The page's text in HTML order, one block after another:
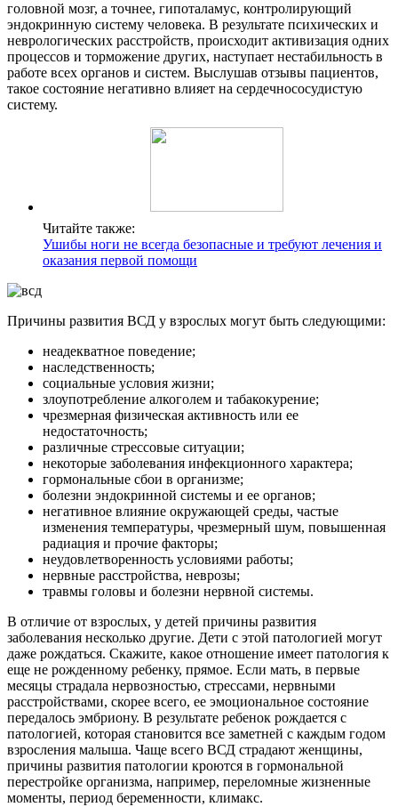
головной мозг, а точнее, гипоталамус, контролирующий
эндокринную систему человека. В результате психических и
неврологических расстройств, происходит активизация одних
процессов и торможение других, наступает нестабильность в
работе всех органов и систем. Выслушав отзывы пациентов,
такое состояние негативно влияет на сердечнососудистую
систему.
Читайте также:
Ушибы ноги не всегда безопасные и требуют лечения и
оказания первой помощи
Причины развития ВСД у взрослых могут быть следующими:
неадекватное поведение;
наследственность;
социальные условия жизни;
злоупотребление алкоголем и табакокурение;
чрезмерная физическая активность или ее
недостаточность;
различные стрессовые ситуации;
некоторые заболевания инфекционного характера;
гормональные сбои в организме;
болезни эндокринной системы и ее органов;
негативное влияние окружающей среды, частые
изменения температуры, чрезмерный шум, повышенная
радиация и прочие факторы;
неудовлетворенность условиями работы;
нервные расстройства, неврозы;
травмы головы и болезни нервной системы.
В отличие от взрослых, у детей причины развития
заболевания несколько другие. Дети с этой патологией могут
даже рождаться. Скажите, какое отношение имеет патология к
еще не рожденному ребенку, прямое. Если мать, в первые
месяцы страдала нервозностью, стрессами, нервными
расстройствами, скорее всего, ее эмоциональное состояние
передалось эмбриону. В результате ребенок рождается с
патологией, которая становится все заметней с каждым годом
взросления малыша. Чаще всего ВСД страдают женщины,
причины развития патологии кроются в гормональной
перестройке организма, например, переломные жизненные
моменты, период беременности, климакс.